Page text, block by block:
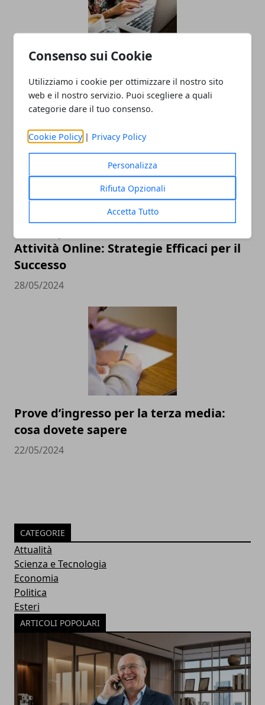
Consenso sui Cookie
Utilizziamo i cookie per ottimizzare il nostro sito
web e il nostro servizio. Puoi scegliere a quali
categorie dare il tuo consenso.
Cookie Policy | Privacy Policy
Personalizza
Rifiuta Opzionali
Accetta Tutto
nei lavori a turno
04/11/2024
Attività Online: Strategie Efficaci per il
Successo
28/05/2024
Prove d’ingresso per la terza media:
cosa dovete sapere
22/05/2024
CATEGORIE
Attualità
Scienza e Tecnologia
Economia
Politica
Esteri
ARTICOLI POPOLARI